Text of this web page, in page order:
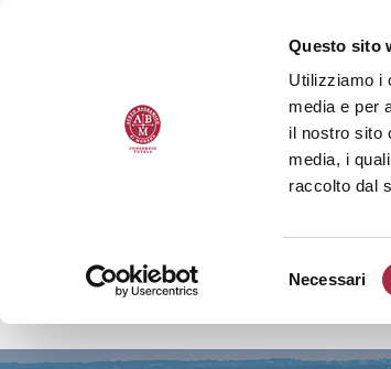
Questo sito
Utilizziamo i
media e per
il nostro sito
media, i
raccolto dal
Necessari